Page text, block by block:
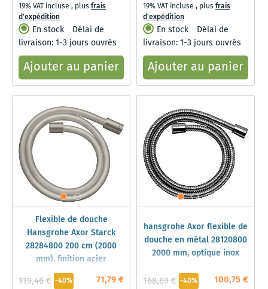
19% VAT incluse , plusfrais
d'expédition
En stock
Délai de
livraison: 1-3 jours ouvrés
Ajouter au panier
19% VAT incluse , plusfrais
d'expédition
En stock
Délai de
livraison: 1-3 jours ouvrés
Ajouter au panier
Flexible de douche
Hansgrohe Axor Starck
28284800 200 cm (2000
mm), finition acier
inoxydable
71,79 €
119,46 € -40%
hansgrohe Axor flexible de
douche en métal 28120800
2000 mm, optique inox
100,75 €
168,69 € -40%